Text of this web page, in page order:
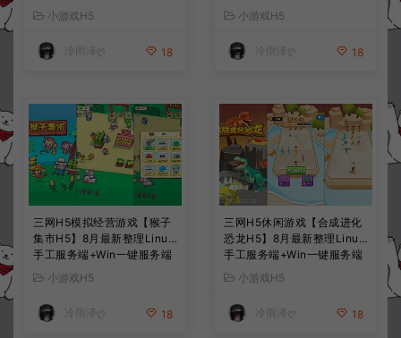
+解压即玩+简易安卓客户端
+详细搭建教程
小游戏H5
冷雨泽ღ 18
+解压即玩+简易安卓客户端
+详细搭建教程
小游戏H5
冷雨泽ღ 18
三网H5模拟经营游戏【猴子
集市H5】8月最新整理Linux
手工服务端+Win一键服务端
+解压即玩+简易安卓客户端
+详细搭建教程
小游戏H5
冷雨泽ღ 18
三网H5休闲游戏【合成进化
恐龙H5】8月最新整理Linux
手工服务端+Win一键服务端
+解压即玩+简易安卓客户端
+详细搭建教程
小游戏H5
冷雨泽ღ 18